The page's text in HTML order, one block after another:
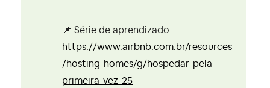
📌 Série de aprendizado
https://www.airbnb.com.br/resources
/hosting-homes/g/hospedar-pela-
primeira-vez-25